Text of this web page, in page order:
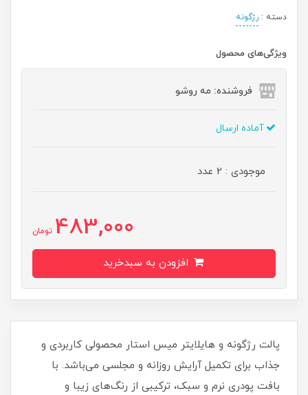
دسته : رژگونه
ویژگی‌های محصول
فروشنده: مه رو‌شو
آماده ارسال
موجودی : 2 عدد
483,000 تومان
پالت رژگونه و هایلایتر میس استار محصولی کاربردی و
جذاب برای تکمیل آرایش روزانه و مجلسی می‌باشد. با
بافت پودری نرم و سبک، ترکیبی از رنگ‌های زیبا و